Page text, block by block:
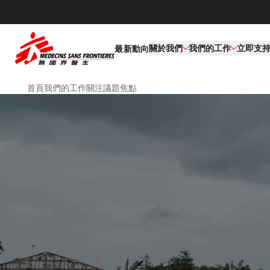
最新動向關於我們 我們的工作​ 立即支
首頁我們的工作關注議題焦點